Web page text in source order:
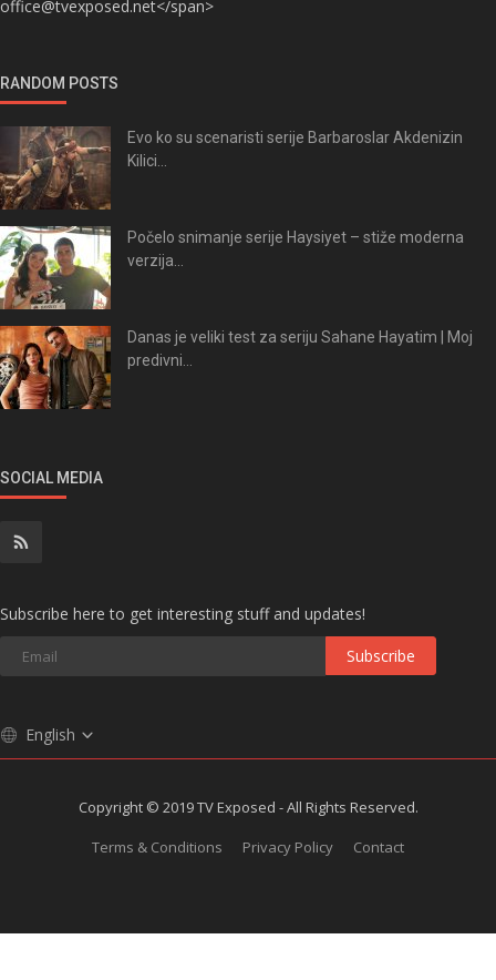
office@tvexposed.net</span>
RANDOM POSTS
Evo ko su scenaristi serije Barbaroslar Akdenizin
Kilici...
Počelo snimanje serije Haysiyet – stiže moderna
verzija...
Danas je veliki test za seriju Sahane Hayatim | Moj
predivni...
SOCIAL MEDIA
Subscribe here to get interesting stuff and updates!
Subscribe
English
Copyright © 2019 TV Exposed - All Rights Reserved.
Terms & Conditions
Privacy Policy Contact